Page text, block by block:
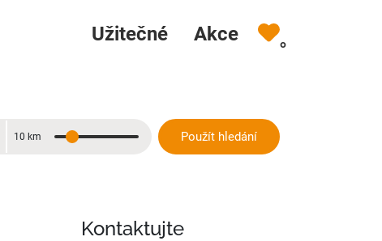
Užitečné Akce 0
Vzdálenost
10 km Použít hledání
Kontaktujte